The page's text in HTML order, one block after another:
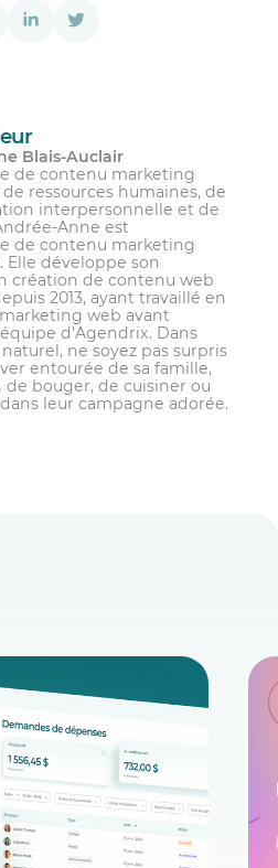
Blais-Auclair
de contenu marketing
ressources humaines, de
interpersonnelle et de
Anne est
de contenu marketing
Elle développe son
création de contenu web
2013, ayant travaillé en
web avant
d’Agendrix. Dans
ne soyez pas surpris
entourée de sa famille,
de bouger, de cuisiner ou
leur campagne adorée.